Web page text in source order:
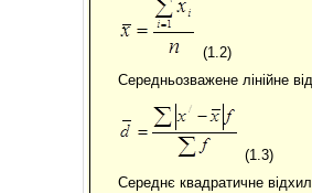
(1.2)
Середньозважене лінійне
(1.3)
Середнє квадратичне